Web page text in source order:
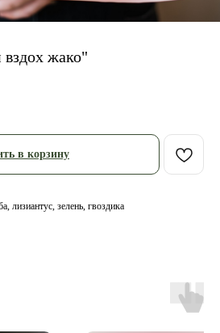
жако"
в корзину
лизиантус, зелень, гвоздика